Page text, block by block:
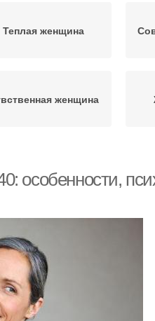
Теплая женщина
женщина
особенности,